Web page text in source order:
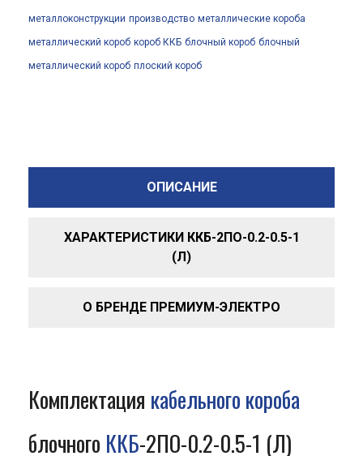
металлоконструкции производство металлические короба
металлический короб короб ККБ блочный короб блочный
металлический короб плоский короб
ОПИСАНИЕ
ХАРАКТЕРИСТИКИ ККБ-2ПО-0.2-0.5-1
(Л)
О БРЕНДЕ ПРЕМИУМ-ЭЛЕКТРО
Комплектация кабельного короба
блочного ККБ-2ПО-0.2-0.5-1 (Л)